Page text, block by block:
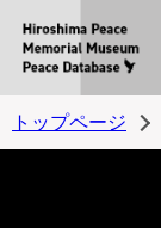
トップページ